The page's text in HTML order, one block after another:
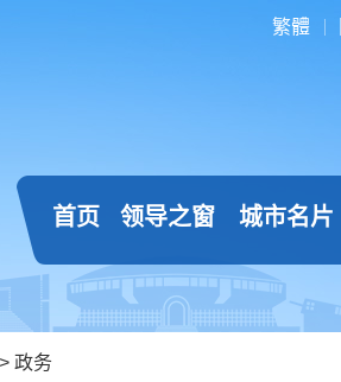
繁體
首页 领导之窗 城市名片
> 政务